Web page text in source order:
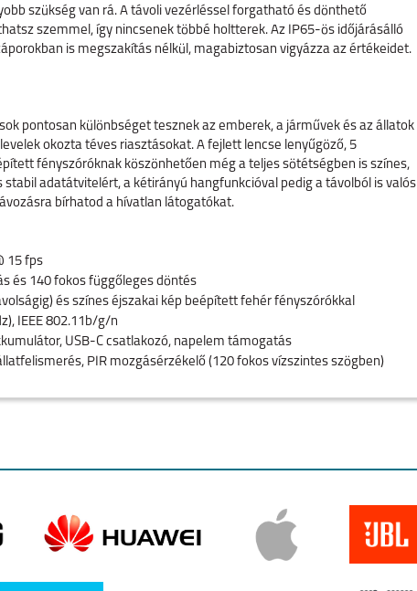
szükség van rá. A távoli vezérléssel forgatható és dönthető
szemmel, így nincsenek többé holtterek. Az IP65-ös időjárásálló
is megszakítás nélkül, magabiztosan vigyázza az értékeidet.
pontosan különbséget tesznek az emberek, a járművek és az állatok
okozta téves riasztásokat. A fejlett lencse lenyűgöző, 5
fényszóróknak köszönhetően még a teljes sötétségben is színes,
adatátvitelért, a kétirányú hangfunkcióval pedig a távolból is valós
bírhatod a hívatlan látogatókat.
15 fps
és 140 fokos függőleges döntés
és színes éjszakai kép beépített fehér fényszórókkal
IEEE 802.11b/g/n
USB-C csatlakozó, napelem támogatás
PIR mozgásérzékelő (120 fokos vízszintes szögben)
és felhőalapú tárolási lehetőség